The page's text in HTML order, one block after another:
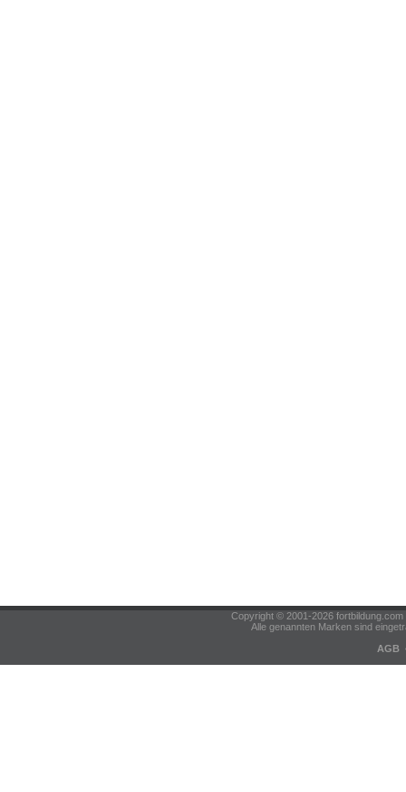
Copyright © 2001-2026
Alle genannten Marken sind
AGB